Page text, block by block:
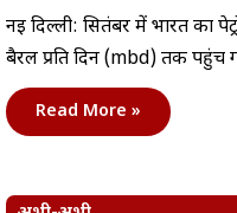
नई दिल्ली: सितंबर में भारत का
बैरल प्रति दिन (mbd) तक पहुंच
Read More »